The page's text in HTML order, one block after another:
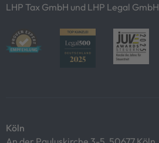
LHP Tax GmbH und LHP Legal GmbH
Köln